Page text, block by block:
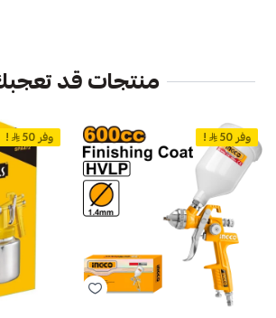
منتجات قد
وفر 50 ! وفر 50 !